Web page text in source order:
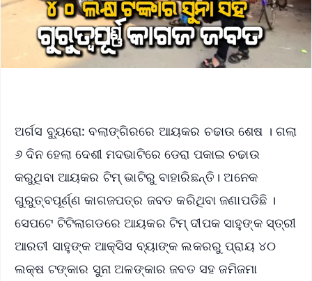
ଅର୍ଗସ ବ୍ୟୁରୋ: ବଲାଙ୍ଗିରରେ ଆୟକର ଚଢାଉ ଶେଷ । ଗଲା
୬ ଦିନ ହେଲା ଦେଶୀ ମଦଭାଟିରେ ଡେରା ପକାଇ ଚଢାଉ
କରୁଥିବା ଆୟକର ଟିମ୍ ଭାଟିରୁ ବାହାରିଛନ୍ତି। ଅନେକ
ଗୁରୁତ୍ବପୂର୍ଣ୍ଣ କାଗଜପତ୍ର ଜବତ କରିଥିବା ଜଣାପଡିଛି ।
ସେପଟେ ଟିଟିଲାଗଡରେ ଆୟକର ଟିମ୍ ଦୀପକ ସାହୁଙ୍କ ସ୍ତ୍ରୀ
ଆରତୀ ସାହୁଙ୍କ ଆକ୍ସିସ ବ୍ୟାଙ୍କ ଲକରରୁ ପ୍ରାୟ ୪୦
ଲକ୍ଷ ଟଙ୍କାର ସୁନା ଅଳଙ୍କାର ଜବତ ସହ ଜମିଜମା